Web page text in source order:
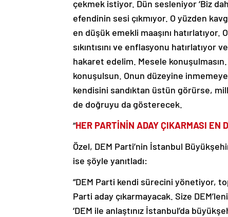
çekmek istiyor. Dün sesleniyor ‘Biz
efendinin sesi çıkmıyor. O yüzden
en düşük emekli maaşını hatırlatıyor.
sıkıntısını ve enflasyonu
hakaret edelim. Mesele
konuşulsun. Onun düzeyine
kendisini sandıktan üstün görürse,
de doğruyu da gösterecek.
“HER PARTİNİN ADAY ÇIKARMASI EN
Özel, DEM Parti’nin İstanbul
ise şöyle yanıtladı:
“DEM Parti kendi sürecini yönetiyor,
Parti aday çıkarmayacak. Size
‘DEM ile anlaştınız İstanbul’da